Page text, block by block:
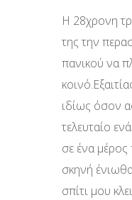
Η 28χρονη
της την
πανικού να
ιδίως όσον
τελευταίο
σε ένα
σκηνή
σπίτι μου